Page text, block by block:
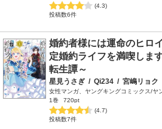
(4.3)
投稿数6件
婚約者様には運命のヒロ
定婚約ライフを満喫しま
転生譚～
星見うさぎ / Qi234 / 宮嶋リョク
女性マンガ、ヤングキングコミックス/ヤ
1巻
720pt
(4.7)
投稿数7件